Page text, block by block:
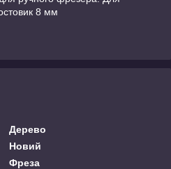
8 мм
Дерево
Новий
Фреза